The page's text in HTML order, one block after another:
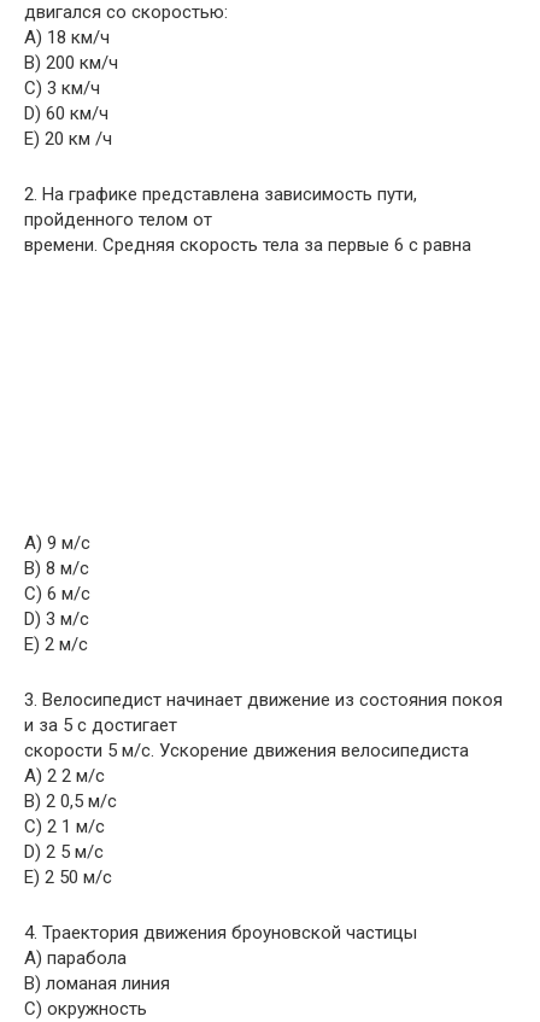
двигался со скоростью:
A) 18 км/ч
B) 200 км/ч
C) 3 км/ч
D) 60 км/ч
E) 20 км /ч
2. На графике представлена зависимость пути,
пройденного телом от
времени. Средняя скорость тела за первые 6 с равна
A) 9 м/с
B) 8 м/с
C) 6 м/с
D) 3 м/с
E) 2 м/с
3. Велосипедист начинает движение из состояния покоя
и за 5 с достигает
скорости 5 м/с. Ускорение движения велосипедиста
A) 2 2 м/c
B) 2 0,5 м/c
C) 2 1 м/c
D) 2 5 м/c
E) 2 50 м/c
4. Траектория движения броуновской частицы
A) парабола
B) ломаная линия
C) окружность